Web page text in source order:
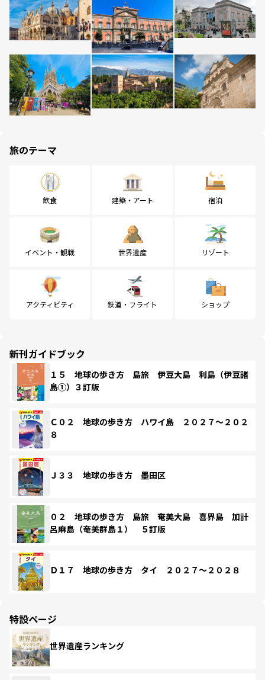
旅のテーマ
飲食 建築・アート 宿泊
イベント・観戦 世界遺産 リゾート
アクティビティ 鉄道・フライト ショップ
新刊ガイドブック
１５ 地球の歩き方 島旅 伊豆大島 利島（伊豆諸
島①）３訂版
Ｃ０２ 地球の歩き方 ハワイ島 ２０２７～２０２
８
Ｊ３３ 地球の歩き方 墨田区
０２ 地球の歩き方 島旅 奄美大島 喜界島 加計
呂麻島（奄美群島１） ５訂版
Ｄ１７ 地球の歩き方 タイ ２０２７～２０２８
特設ページ
世界遺産ランキング